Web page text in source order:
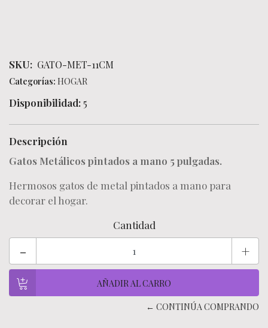
SKU: GATO-MET-11CM
Categorías: HOGAR
Disponibilidad: 5
Descripción
Gatos Metálicos pintados a mano 5 pulgadas.
Hermosos gatos de metal pintados a mano para
decorar el hogar.
Cantidad
- +
← CONTINÚA COMPRANDO